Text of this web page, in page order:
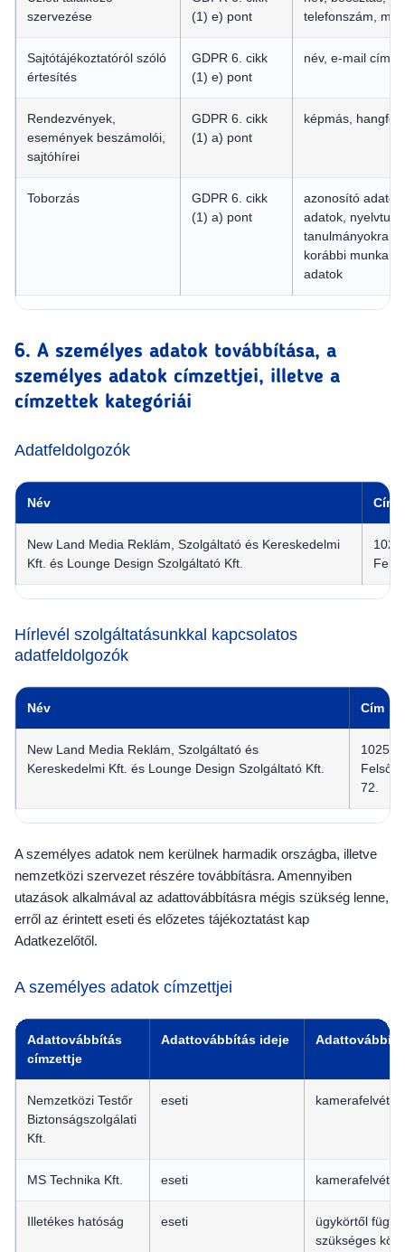
szervezése
(1) e) pont
telefonszám,
Sajtótájékoztatóról szóló
értesítés
GDPR 6. cikk
(1) e) pont
név, e-mail cím,
Rendezvények,
események beszámolói,
sajtóhírei
GDPR 6. cikk
(1) a) pont
képmás,
Toborzás
GDPR 6. cikk
(1) a) pont
azonosító
adatok,
tanulmányokra,
korábbi
adatok
6. A személyes adatok továbbítása, a
személyes adatok címzettjei, illetve a
címzettek kategóriái
Adatfeldolgozók
Név Cím
New Land Media Reklám, Szolgáltató és Kereskedelmi
Kft. és Lounge Design Szolgáltató Kft.
Hírlevél szolgáltatásunkkal kapcsolatos
adatfeldolgozók
Név Cím
New Land Media Reklám, Szolgáltató és
Kereskedelmi Kft. és Lounge Design Szolgáltató Kft.
1025
Felső
72.
A személyes adatok nem kerülnek harmadik országba, illetve
nemzetközi szervezet részére továbbításra. Amennyiben
utazások alkalmával az adattovábbításra mégis szükség lenne,
erről az érintett eseti és előzetes tájékoztatást kap
Adatkezelőtől.
A személyes adatok címzettjei
Adattovábbítás
címzettje
Adattovábbítás ideje
Nemzetközi Testőr
Biztonságszolgálati
Kft.
eseti kamerafelvétel
MS Technika Kft. eseti kamerafelvétel
Illetékes hatóság eseti
ügykörtől
szükséges